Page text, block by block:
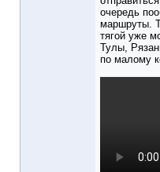
очередь
маршруты.
тягой уже
Тулы,
по малому